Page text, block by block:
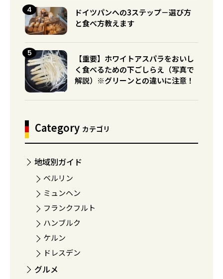
ドイツパンへの3ステップ－選び方
と食べ方教えます
【重要】ホワイトアスパラをおいし
く食べるための下ごしらえ（写真で
解説）※グリーンとの違いに注意！
Category カテゴリ
地域別ガイド
ベルリン
ミュンヘン
フランクフルト
ハンブルク
ケルン
ドレスデン
グルメ